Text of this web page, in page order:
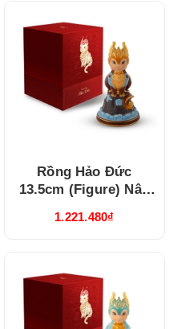
Rồng Hảo Đức
13.5cm (Figure) Nâu
1.221.480₫